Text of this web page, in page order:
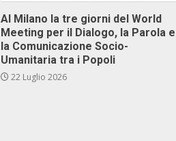
Al Milano la tre giorni del World
Meeting per il Dialogo, la Parola e
la Comunicazione Socio-
Umanitaria tra i Popoli
22 Luglio 2026